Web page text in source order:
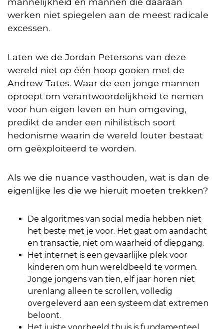
werken niet spiegelen aan de meest radicale
excessen.
Laten we de Jordan Petersons van deze
wereld niet op één hoop gooien met de
Andrew Tates. Waar de een jonge mannen
oproept om verantwoordelijkheid te nemen
voor hun eigen leven en hun omgeving,
predikt de ander een nihilistisch soort
hedonisme waarin de wereld louter bestaat
om geëxploiteerd te worden.
Als we die nuance vasthouden, wat is dan de
eigenlijke les die we hieruit moeten trekken?
De algoritmes van social media hebben niet
het beste met je voor. Het gaat om aandacht
en transactie, niet om waarheid of diepgang.
Het internet is een gevaarlijke plek voor
kinderen om hun wereldbeeld te vormen.
Jonge jongens van tien, elf jaar horen niet
urenlang alleen te scrollen, volledig
overgeleverd aan een systeem dat extremen
beloont.